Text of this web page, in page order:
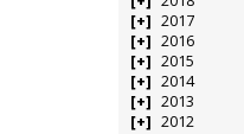
2017
2016
2015
2014
2013
2012